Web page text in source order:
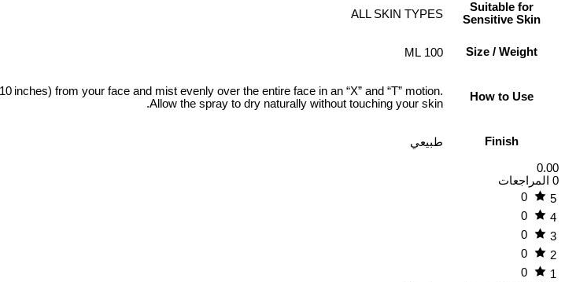
Suitable for
Sensitive Skin
ALL SKIN TYPES
Size / Weight
100 ML
How to Use
from your face and mist evenly over the entire face in an “X” and “T” motion.
Allow the spray to dry naturally without touching your skin.
Finish طبيعي
0.00
0 المراجعات
5
0
4
0
3
0
2
0
1
0